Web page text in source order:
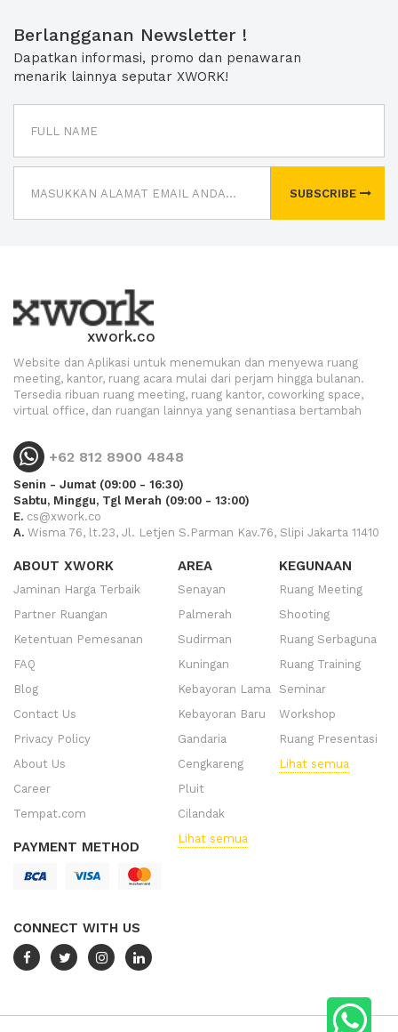
Berlangganan Newsletter !
Dapatkan informasi, promo dan penawaran
menarik lainnya seputar XWORK!
SUBSCRIBE
xwork.co
Website dan Aplikasi untuk menemukan dan menyewa ruang
meeting, kantor, ruang acara mulai dari perjam hingga bulanan.
Tersedia ribuan ruang meeting, ruang kantor, coworking space,
virtual office, dan ruangan lainnya yang senantiasa bertambah
+62 812 8900 4848
Senin - Jumat (09:00 - 16:30)
Sabtu, Minggu, Tgl Merah (09:00 - 13:00)
E. cs@xwork.co
A. Wisma 76, lt.23, Jl. Letjen S.Parman Kav.76, Slipi Jakarta 11410
ABOUT XWORK
Jaminan Harga Terbaik
Partner Ruangan
Ketentuan Pemesanan
FAQ
Blog
Contact Us
Privacy Policy
About Us
Career
Tempat.com
PAYMENT METHOD
CONNECT WITH US
AREA
Senayan
Palmerah
Sudirman
Kuningan
Kebayoran Lama
Kebayoran Baru
Gandaria
Cengkareng
Pluit
Cilandak
Lihat semua
KEGUNAAN
Ruang Meeting
Shooting
Ruang Serbaguna
Ruang Training
Seminar
Workshop
Ruang Presentasi
Lihat semua